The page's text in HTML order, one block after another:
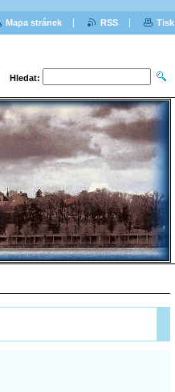
Hledat:
Mapa stránek RSS Tisk